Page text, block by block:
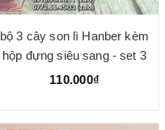
bộ 3 cây son lì Hanber kèm
hộp đựng siêu sang - set 3
son lì hanber túi dây đeo
110.000₫